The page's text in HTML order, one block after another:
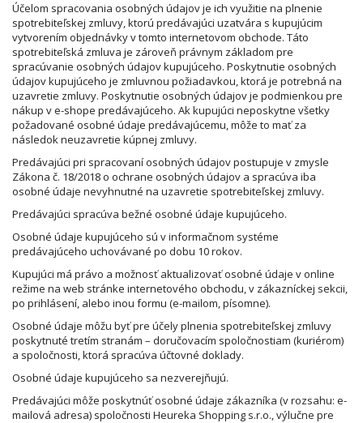
Účelom spracovania osobných údajov je ich využitie na plnenie
spotrebiteľskej zmluvy, ktorú predávajúci uzatvára s kupujúcim
vytvorením objednávky v tomto internetovom obchode. Táto
spotrebiteľská zmluva je zároveň právnym základom pre
spracúvanie osobných údajov kupujúceho. Poskytnutie osobných
údajov kupujúceho je zmluvnou požiadavkou, ktorá je potrebná na
uzavretie zmluvy. Poskytnutie osobných údajov je podmienkou pre
nákup v e-shope predávajúceho. Ak kupujúci neposkytne všetky
požadované osobné údaje predávajúcemu, môže to mať za
následok neuzavretie kúpnej zmluvy.
Predávajúci pri spracovaní osobných údajov postupuje v zmysle
Zákona č. 18/2018 o ochrane osobných údajov a spracúva iba
osobné údaje nevyhnutné na uzavretie spotrebiteľskej zmluvy.
Predávajúci spracúva bežné osobné údaje kupujúceho.
Osobné údaje kupujúceho sú v informačnom systéme
predávajúceho uchovávané po dobu 10 rokov.
Kupujúci má právo a možnosť aktualizovať osobné údaje v online
režime na web stránke internetového obchodu, v zákazníckej sekcii,
po prihlásení, alebo inou formu (e-mailom, písomne).
Osobné údaje môžu byť pre účely plnenia spotrebiteľskej zmluvy
poskytnuté tretím stranám – doručovacím spoločnostiam (kuriérom)
a spoločnosti, ktorá spracúva účtovné doklady.
Osobné údaje kupujúceho sa nezverejňujú.
Predávajúci môže poskytnúť osobné údaje zákazníka (v rozsahu: e-
mailová adresa) spoločnosti Heureka Shopping s.r.o., výlučne pre